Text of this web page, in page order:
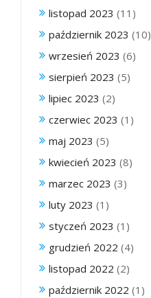
listopad 2023 (11)
październik 2023 (10)
wrzesień 2023 (6)
sierpień 2023 (5)
lipiec 2023 (2)
czerwiec 2023 (1)
maj 2023 (5)
kwiecień 2023 (8)
marzec 2023 (3)
luty 2023 (1)
styczeń 2023 (1)
grudzień 2022 (4)
listopad 2022 (2)
październik 2022 (1)